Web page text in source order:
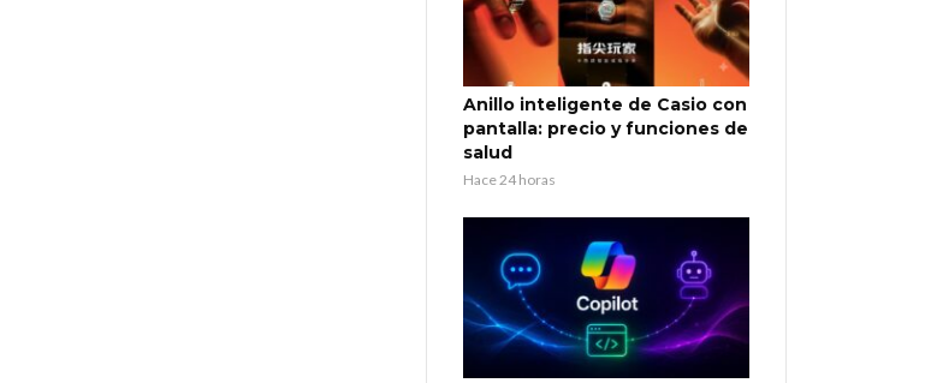
Anillo inteligente de Casio con
pantalla: precio y funciones de
salud
Hace 24 horas